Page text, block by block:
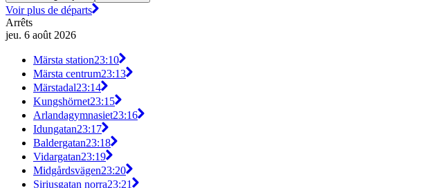
Voir plus de départs
Arrêts
jeu. 6 août 2026
Märsta station23:10
Märsta centrum23:13
Märstadal23:14
Kungshörnet23:15
Arlandagymnasiet23:16
Idungatan23:17
Baldergatan23:18
Vidargatan23:19
Midgårdsvägen23:20
Siriusgatan norra23:21